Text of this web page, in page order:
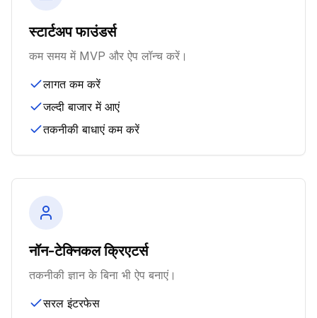
स्टार्टअप फाउंडर्स
कम समय में MVP और ऐप लॉन्च करें।
लागत कम करें
जल्दी बाजार में आएं
तकनीकी बाधाएं कम करें
नॉन-टेक्निकल क्रिएटर्स
तकनीकी ज्ञान के बिना भी ऐप बनाएं।
सरल इंटरफेस